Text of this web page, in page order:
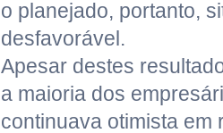
o planejado, portanto,
desfavorável.
Apesar destes
a maioria dos
continuava otimista em